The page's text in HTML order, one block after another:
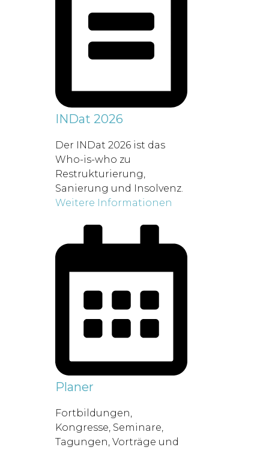
INDat 2026
Der INDat 2026 ist das
Who-is-who zu
Restrukturierung,
Sanierung und Insolvenz.
Weitere Informationen
Planer
Fortbildungen,
Kongresse, Seminare,
Tagungen, Vorträge und